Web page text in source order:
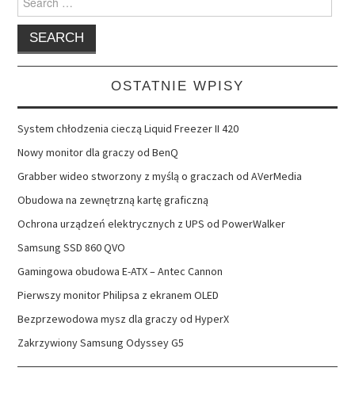
for:
OSTATNIE WPISY
System chłodzenia cieczą Liquid Freezer II 420
Nowy monitor dla graczy od BenQ
Grabber wideo stworzony z myślą o graczach od AVerMedia
Obudowa na zewnętrzną kartę graficzną
Ochrona urządzeń elektrycznych z UPS od PowerWalker
Samsung SSD 860 QVO
Gamingowa obudowa E-ATX – Antec Cannon
Pierwszy monitor Philipsa z ekranem OLED
Bezprzewodowa mysz dla graczy od HyperX
Zakrzywiony Samsung Odyssey G5